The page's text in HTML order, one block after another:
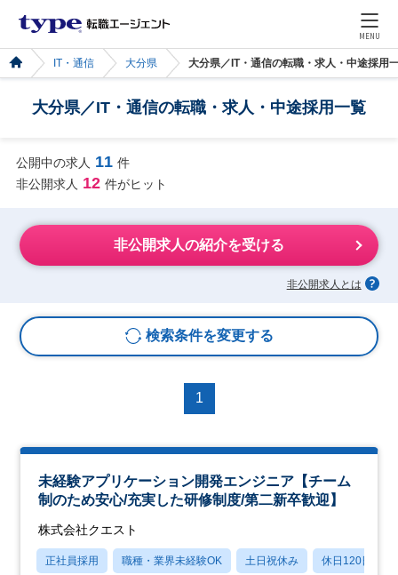
MENU
IT・通信 大分県 大分県／IT・通信の転職・求人・中途採用
大分県／IT・通信の転職・求人・中途採用一覧
公開中の求人 11 件
非公開求人 12 件がヒット
非公開求人の紹介を受ける
非公開求人とは
検索条件を変更する
1
未経験アプリケーション開発エンジニア【チーム
制のため安心/充実した研修制度/第二新卒歓迎】
株式会社クエスト
正社員採用 職種・業界未経験OK 土日祝休み 休日120日以上